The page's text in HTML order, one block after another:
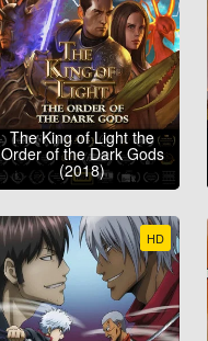
The King of Light the
Order of the Dark Gods
(2018)
HD